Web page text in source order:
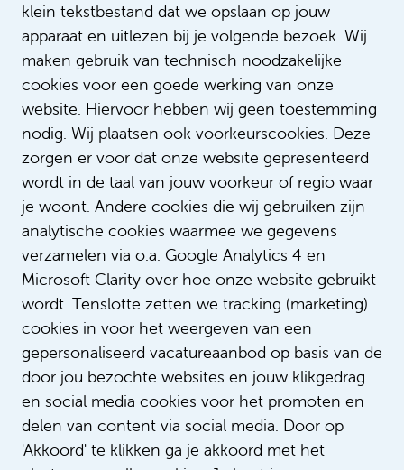
klein tekstbestand dat we opslaan op jouw
apparaat en uitlezen bij je volgende bezoek. Wij
maken gebruik van technisch noodzakelijke
cookies voor een goede werking van onze
website. Hiervoor hebben wij geen toestemming
nodig. Wij plaatsen ook voorkeurscookies. Deze
zorgen er voor dat onze website gepresenteerd
wordt in de taal van jouw voorkeur of regio waar
je woont. Andere cookies die wij gebruiken zijn
analytische cookies waarmee we gegevens
verzamelen via o.a. Google Analytics 4 en
Microsoft Clarity over hoe onze website gebruikt
wordt. Tenslotte zetten we tracking (marketing)
cookies in voor het weergeven van een
gepersonaliseerd vacatureaanbod op basis van de
door jou bezochte websites en jouw klikgedrag
en social media cookies voor het promoten en
delen van content via social media. Door op
'Akkoord' te klikken ga je akkoord met het
Lees onze verhalen
Wijze rot Lodi Sittrop: ‘Ik heb
inmiddels een beroemde stem’